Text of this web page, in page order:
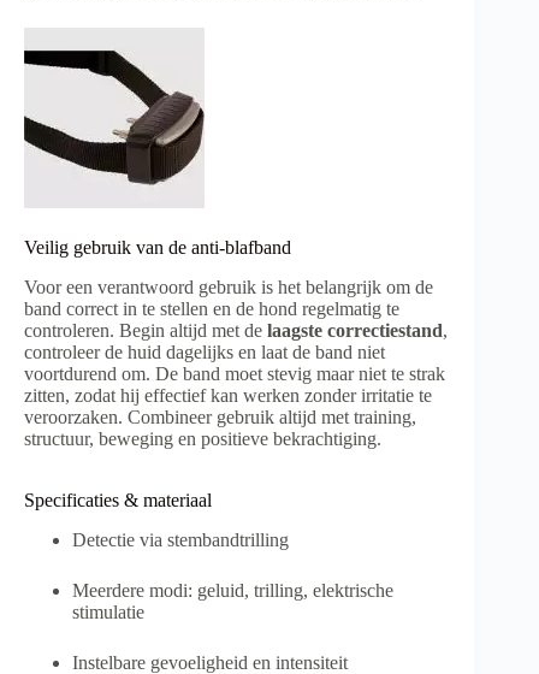
Veilig gebruik van de anti-blafband
Voor een verantwoord gebruik is het belangrijk om de
band correct in te stellen en de hond regelmatig te
controleren. Begin altijd met de laagste correctiestand,
controleer de huid dagelijks en laat de band niet
voortdurend om. De band moet stevig maar niet te strak
zitten, zodat hij effectief kan werken zonder irritatie te
veroorzaken. Combineer gebruik altijd met training,
structuur, beweging en positieve bekrachtiging.
Specificaties & materiaal
Detectie via stembandtrilling
Meerdere modi: geluid, trilling, elektrische
stimulatie
Instelbare gevoeligheid en intensiteit